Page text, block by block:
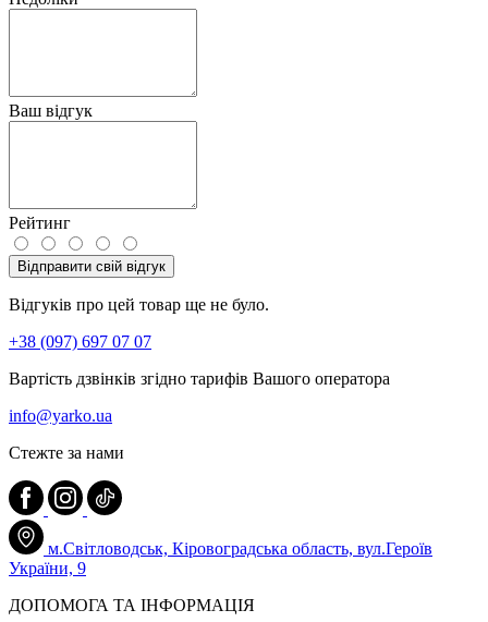
Ваш відгук
Рейтинг
Відправити свій відгук
Відгуків про цей товар ще не було.
+38 (097) 697 07 07
Вартість дзвінків згідно тарифів Вашого оператора
info@yarko.ua
Стежте за нами
м.Світловодськ, Кіровоградська область, вул.Героїв
України, 9
ДОПОМОГА ТА ІНФОРМАЦІЯ